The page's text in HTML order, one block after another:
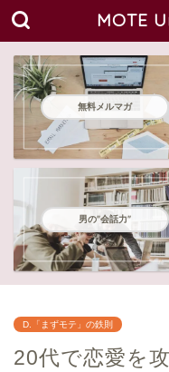
MOTE
無料メルマガ
男の"会話力"
D.「まずモテ」の鉄則
20代で恋愛を